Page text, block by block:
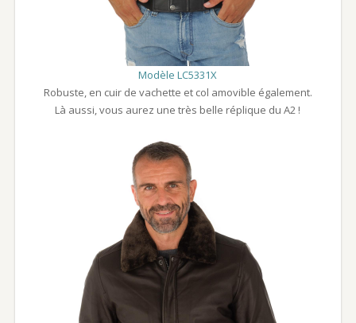
Modèle LC5331X
Robuste, en cuir de vachette et col amovible également.
Là aussi, vous aurez une très belle réplique du A2 !